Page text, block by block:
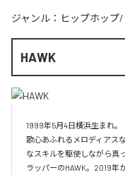
ジャンル： ヒップホップ
HAWK
1999年5月4日横浜生まれ。
歌心あふれるメロディアス
なスキルを駆使しながら真
ラッパーのHAWK。2019年